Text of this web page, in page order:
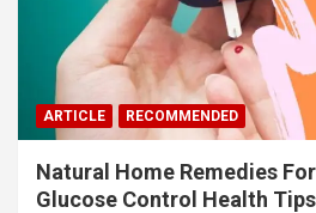
ARTICLE RECOMMENDED
Natural Home Remedies
Glucose Control Health Tips